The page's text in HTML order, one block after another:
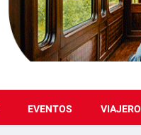
EVENTOS VIAJERO